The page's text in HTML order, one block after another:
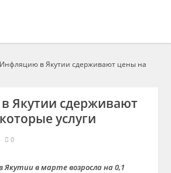
Инфляцию в Якутии сдерживают цены на
Якутии сдерживают
услуги
0
Якутии в марте возросла на 0,1